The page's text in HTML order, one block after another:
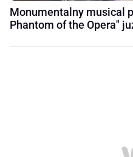
Monumentalny musical
Phantom of the Opera"